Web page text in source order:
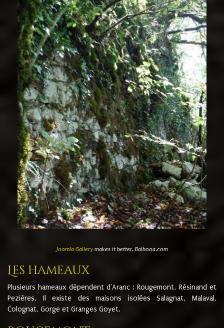
Joomla Gallerymakes it better. Balbooa.com
Les hameaux
Plusieurs hameaux dépendent d'Aranc : Rougemont, Résinand et
Pezières. Il existe des maisons isolées Salagnat, Malaval,
Colognat, Gorge et Granges Goyet.